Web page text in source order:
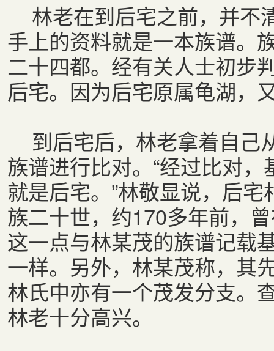
林老在到后宅之前，并不
手上的资料就是一本族谱。
二十四都。经有关人士初步
后宅。因为后宅原属龟湖，
到后宅后，林老拿着自己
族谱进行比对。“经过比对
就是后宅。”林敬显说，后
族二十世，约170多年前，
这一点与林某茂的族谱记载
一样。另外，林某茂称，其
林氏中亦有一个茂发分支。
林老十分高兴。